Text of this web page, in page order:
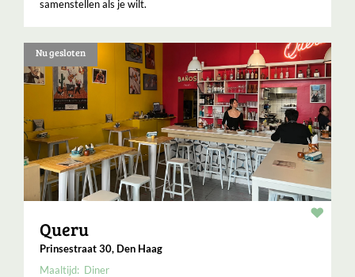
samenstellen als je wilt.
Nu gesloten
Queru
Prinsestraat 30, Den Haag
Maaltijd: Diner